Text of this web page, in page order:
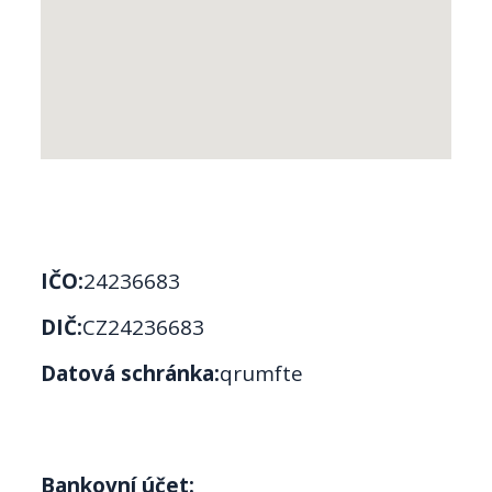
IČO:24236683
DIČ:CZ24236683
Datová schránka:qrumfte
Bankovní účet: